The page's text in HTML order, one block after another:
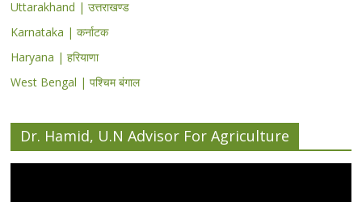
Uttarakhand | उत्तराखण्ड
Karnataka | कर्नाटक
Haryana | हरियाणा
West Bengal | पश्चिम बंगाल
Dr. Hamid, U.N Advisor For Agriculture